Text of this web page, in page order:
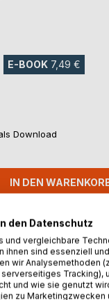
E-BOOK 7,49 €
Download
IN DEN
den Datenschutz
und vergleichbare
ihnen sind essenziell
wir Analysemethoden
Tracking),
und wie sie genutzt
zu Marketingzwecken